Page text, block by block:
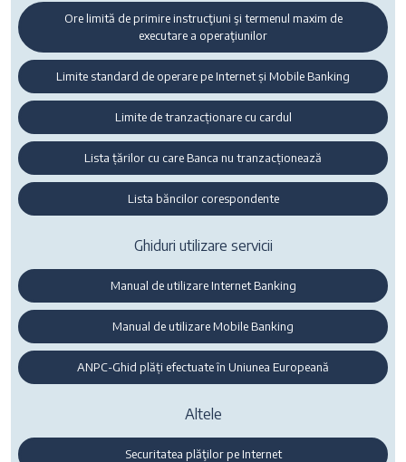
Ore limită de primire instrucţiuni şi termenul maxim de
executare a operaţiunilor
Limite standard de operare pe Internet și Mobile Banking
Limite de tranzacționare cu cardul
Lista țărilor cu care Banca nu tranzacționează
Lista băncilor corespondente
Ghiduri utilizare servicii
Manual de utilizare Internet Banking
Manual de utilizare Mobile Banking
ANPC-Ghid plăți efectuate în Uniunea Europeană
Altele
Securitatea plăţilor pe Internet